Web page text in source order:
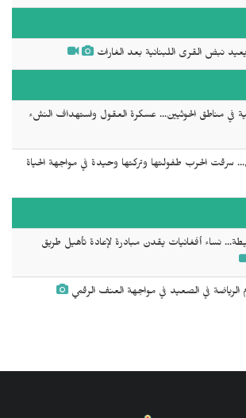
نبض القرى اللبنانية بعد الغارات
في مناطق الحوثيين... عسكرة العقول واستهداف النشء
سرقت الحرب طفولتها وتركتها وحيدة في مواجهة الحياة
نساء أفغانيات يقدن مبادرة لإعادة تأهيل طريق
الرياضة في الصعيد في مواجهة العنف الرقمي